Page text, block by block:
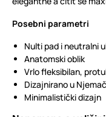
Posebni parametri
Nulti pad i neutralni
Anatomski oblik
Vrlo fleksibilan,
Dizajnirano u
Minimalistički dizajn